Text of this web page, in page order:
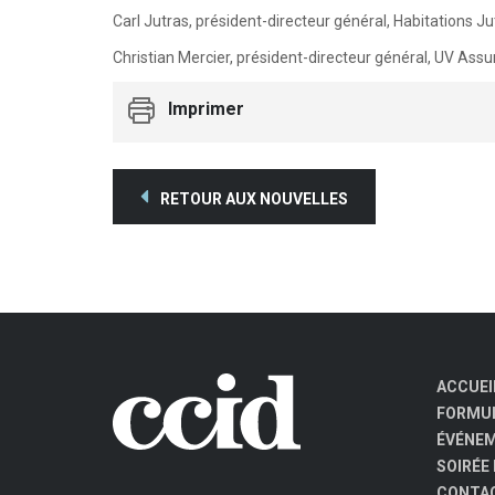
Carl Jutras, président-directeur général, Habitations
Christian Mercier, président-directeur général, UV
Imprimer
RETOUR AUX NOUVELLES
SOIRÉE